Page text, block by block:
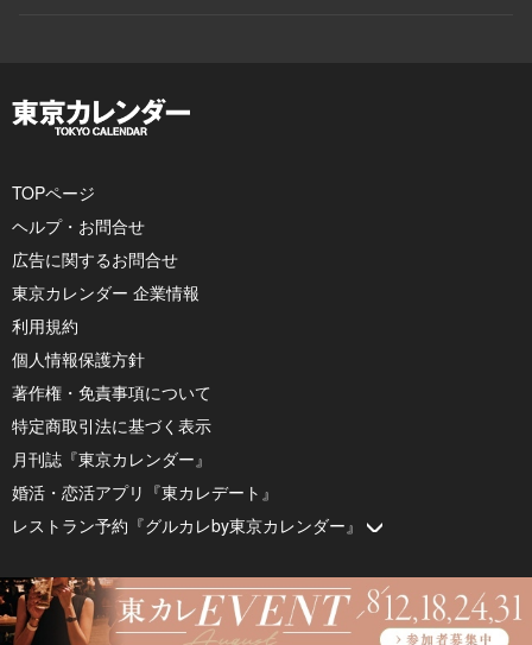
TOPページ
ヘルプ・お問合せ
広告に関するお問合せ
東京カレンダー 企業情報
利用規約
個人情報保護方針
著作権・免責事項について
特定商取引法に基づく表示
月刊誌『東京カレンダー』
婚活・恋活アプリ『東カレデート』
レストラン予約『グルカレby東京カレンダー』
© 2026 by Tokyo Calendar, Inc.